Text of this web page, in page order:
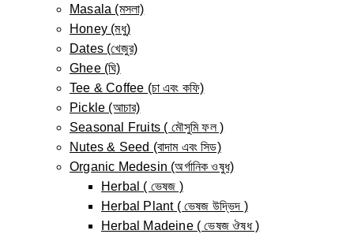
Masala (মসলা)
Honey (মধু)
Dates (খেজুর)
Ghee (ঘি)
Tee & Coffee (চা এবং কফি)
Pickle (আচার)
Seasonal Fruits ( মৌসুমি ফল )
Nutes & Seed (বাদাম এবং সিড)
Organic Medesin (অর্গানিক ওষুধ)
Herbal ( ভেষজ )
Herbal Plant ( ভেষজ উদ্ভিদ )
Herbal Madeine ( ভেষজ ঔষধ )